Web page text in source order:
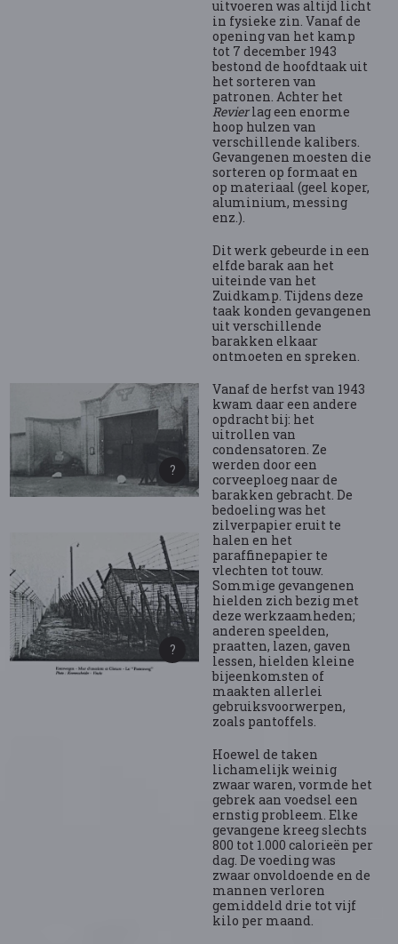
uitvoeren was altijd licht
in fysieke zin. Vanaf de
opening van het kamp
tot 7 december 1943
bestond de hoofdtaak uit
het sorteren van
patronen. Achter het
Revierlag een enorme
hoop hulzen van
verschillende kalibers.
Gevangenen moesten die
sorteren op formaat en
op materiaal (geel koper,
aluminium, messing
enz.).
Dit werk gebeurde in een
elfde barak aan het
uiteinde van het
Zuidkamp. Tijdens deze
taak konden gevangenen
uit verschillende
barakken elkaar
ontmoeten en spreken.
Vanaf de herfst van 1943
kwam daar een andere
opdracht bij: het
uitrollen van
condensatoren. Ze
werden door een
corveeploeg naar de
barakken gebracht. De
bedoeling was het
zilverpapier eruit te
halen en het
paraffinepapier te
vlechten tot touw.
Sommige gevangenen
hielden zich bezig met
deze werkzaamheden;
anderen speelden,
praatten, lazen, gaven
lessen, hielden kleine
bijeenkomsten of
maakten allerlei
gebruiksvoorwerpen,
zoals pantoffels.
Hoewel de taken
lichamelijk weinig
zwaar waren, vormde het
gebrek aan voedsel een
ernstig probleem. Elke
gevangene kreeg slechts
800 tot 1.000 calorieën per
dag. De voeding was
zwaar onvoldoende en de
mannen verloren
gemiddeld drie tot vijf
kilo per maand.